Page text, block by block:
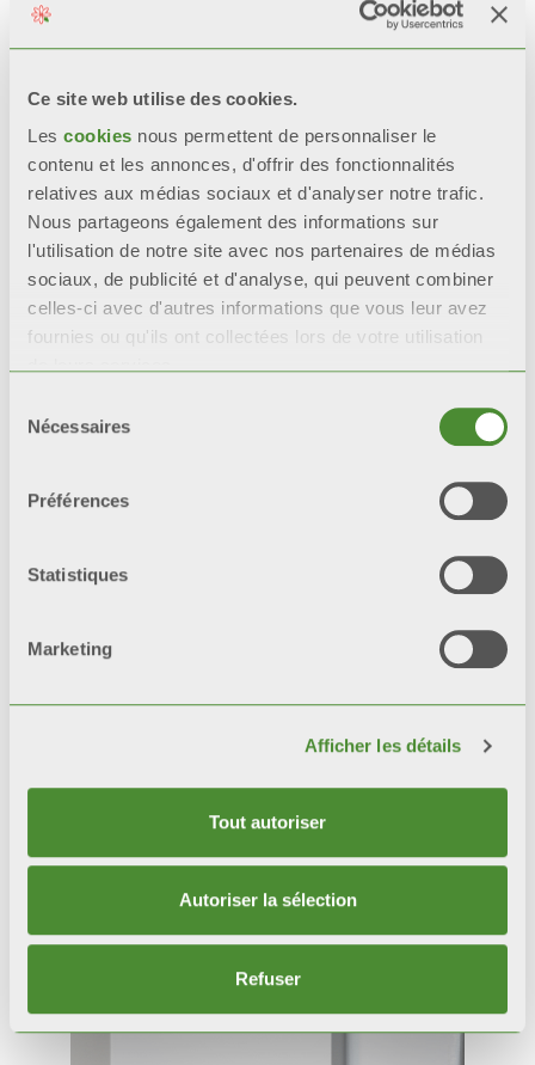
Ce site web utilise des cookies.
Les cookies nous permettent de personnaliser le
contenu et les annonces, d'offrir des fonctionnalités
relatives aux médias sociaux et d'analyser notre trafic.
Nous partageons également des informations sur
l'utilisation de notre site avec nos partenaires de médias
sociaux, de publicité et d'analyse, qui peuvent combiner
celles-ci avec d'autres informations que vous leur avez
fournies ou qu'ils ont collectées lors de votre utilisation
Nécessaires
Préférences
Statistiques
Marketing
Afficher les détails
Tout autoriser
Autoriser la sélection
Refuser
RÉSISTANCE CERTIFIÉE
accélérée*, les radiateurs
avec une double couche de
peinturerestent 200%
plus
intacts que les radiateurs
avec une seule couche de
peinture.
*tests de référence : test en
brouillard salin et test
humidistatique.
Produits
connexes